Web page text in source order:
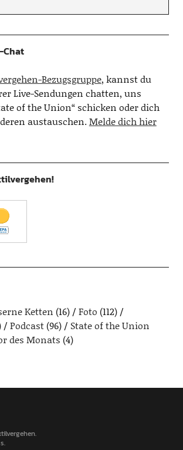
Chat
Bezugsgruppe, kannst du
Live-Sendungen chatten, uns
of the Union“ schicken oder dich
austauschen.Melde dich hier
Ketten (16) Foto (112)
Podcast(96)
State of the Union
des Monats (4)